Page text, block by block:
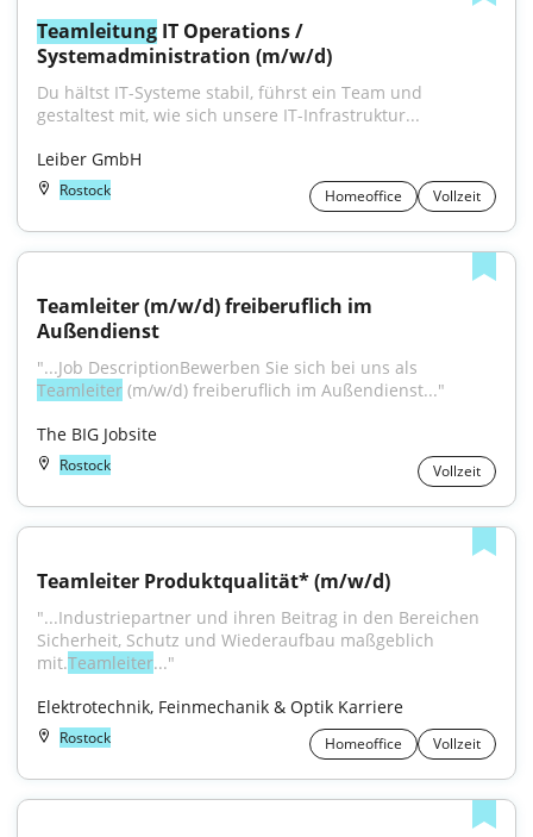
Teamleitung IT Operations /
Systemadministration (m/w/d)
Du hältst IT-Systeme stabil, führst ein Team und
gestaltest mit, wie sich unsere IT-Infrastruktur...
Leiber GmbH
Rostock Homeoffice Vollzeit
Teamleiter (m/w/d) freiberuflich im
Außendienst
Teamleiter (m/w/d) freiberuflich im Außendienst..."
The BIG Jobsite
Rostock Vollzeit
Teamleiter Produktqualität* (m/w/d)
"...Industriepartner und ihren Beitrag in den Bereichen
Sicherheit, Schutz und Wiederaufbau maßgeblich
mit.Teamleiter..."
Elektrotechnik, Feinmechanik & Optik Karriere
Rostock Homeoffice Vollzeit